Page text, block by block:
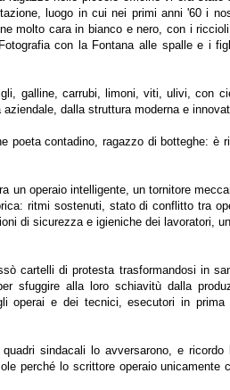
luogo in cui nei primi anni '60 i
molto cara in bianco e nero, con i
con la Fontana alle spalle e i
galline, carrubi, limoni, viti, ulivi, con
dalla struttura moderna e
contadino, ragazzo di botteghe: è
operaio intelligente, un tornitore
ritmi sostenuti, stato di conflitto tra
di sicurezza e igieniche dei lavoratori,
cartelli di protesta trasformandosi in
sfuggire alla loro schiavitù dalla
operai e dei tecnici, esecutori in
sindacali lo avversarono, e ricordo
perché lo scrittore operaio unicamente